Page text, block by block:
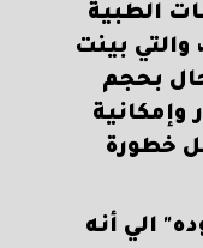
الطبية
والتي بينت
بحجم
وإمكانية
خطورة
الي أنه